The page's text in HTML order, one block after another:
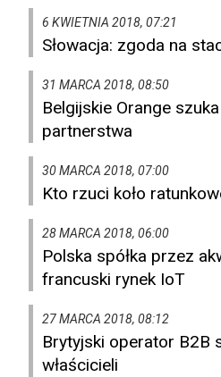
6 KWIETNIA 2018, 07:21
Słowacja: zgoda na
31 MARCA 2018, 08:50
Belgijskie Orange
partnerstwa
30 MARCA 2018, 07:00
Kto rzuci koło
28 MARCA 2018, 06:00
Polska spółka przez
francuski rynek IoT
27 MARCA 2018, 08:12
Brytyjski operator B2B
właścicieli